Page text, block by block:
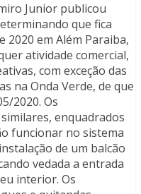
Junior publicou
que fica
2020 em Além Paraiba,
atividade comercial,
com exceção das
na Onda Verde, de que
2020. Os
enquadrados
funcionar no sistema
de um balcão
vedada a entrada
interior. Os